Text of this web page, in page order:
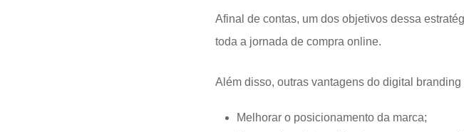
Afinal de contas, um dos objetivos dessa
toda a jornada de compra online.
Além disso, outras vantagens do digital branding
Melhorar o posicionamento da marca;